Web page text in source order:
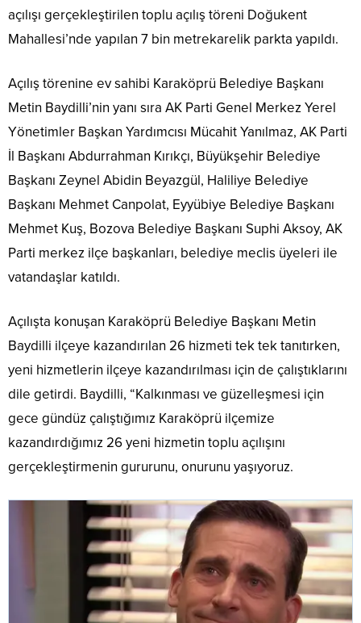
açılışı gerçekleştirilen toplu açılış töreni Doğukent
Mahallesi’nde yapılan 7 bin metrekarelik parkta yapıldı.
Açılış törenine ev sahibi Karaköprü Belediye Başkanı
Metin Baydilli’nin yanı sıra AK Parti Genel Merkez Yerel
Yönetimler Başkan Yardımcısı Mücahit Yanılmaz, AK Parti
İl Başkanı Abdurrahman Kırıkçı, Büyükşehir Belediye
Başkanı Zeynel Abidin Beyazgül, Haliliye Belediye
Başkanı Mehmet Canpolat, Eyyübiye Belediye Başkanı
Mehmet Kuş, Bozova Belediye Başkanı Suphi Aksoy, AK
Parti merkez ilçe başkanları, belediye meclis üyeleri ile
vatandaşlar katıldı.
Açılışta konuşan Karaköprü Belediye Başkanı Metin
Baydilli ilçeye kazandırılan 26 hizmeti tek tek tanıtırken,
yeni hizmetlerin ilçeye kazandırılması için de çalıştıklarını
dile getirdi. Baydilli, “Kalkınması ve güzelleşmesi için
gece gündüz çalıştığımız Karaköprü ilçemize
kazandırdığımız 26 yeni hizmetin toplu açılışını
gerçekleştirmenin gururunu, onurunu yaşıyoruz.